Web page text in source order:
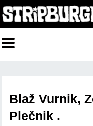
Blaž Vurnik,
Plečnik .